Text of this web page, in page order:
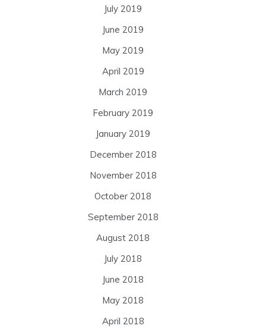
July 2019
June 2019
May 2019
April 2019
March 2019
February 2019
January 2019
December 2018
November 2018
October 2018
September 2018
August 2018
July 2018
June 2018
May 2018
April 2018